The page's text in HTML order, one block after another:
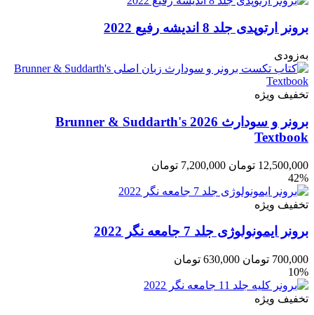
برونر ارتوپدی جلد 8 اندیشه رفیع 2022
به‌زودی
تخفیف ویژه
برونر و سودارث 2026 Brunner & Suddarth's
Textbook
12,500,000 تومان 7,200,000 تومان
42%
تخفیف ویژه
برونر ایمونولوژی جلد 7 جامعه نگر 2022
700,000 تومان 630,000 تومان
10%
تخفیف ویژه